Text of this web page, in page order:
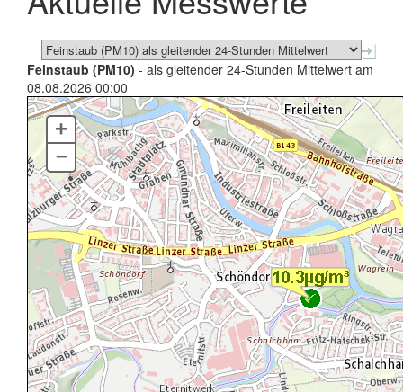
Feinstaub (PM10) - als gleitender 24-Stunden Mittelwert am
08.08.2026 00:00
+
–